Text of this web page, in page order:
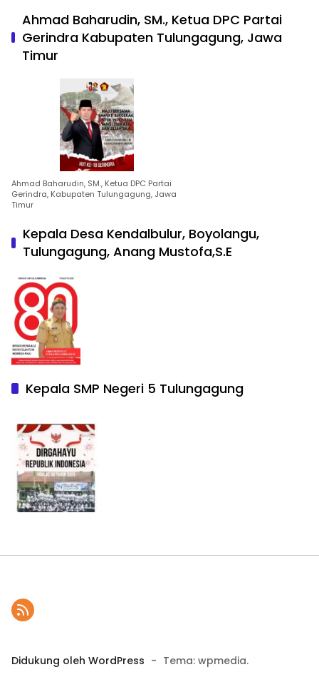
Ahmad Baharudin, SM., Ketua DPC Partai
Gerindra Kabupaten Tulungagung, Jawa
Timur
Ahmad Baharudin, SM., Ketua DPC Partai
Gerindra, Kabupaten Tulungagung, Jawa
Timur
Kepala Desa Kendalbulur, Boyolangu,
Tulungagung, Anang Mustofa,S.E
Kepala SMP Negeri 5 Tulungagung
Didukung oleh WordPress - Tema: wpmedia.